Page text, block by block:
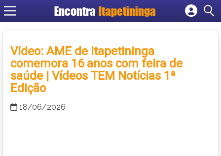
Encontra Itapetininga
Cadastrar empresa
Criar conta
Vídeo: AME de Itapetininga
comemora 16 anos com feira de
saúde | Vídeos TEM Notícias 1ª
Edição
18/06/2026